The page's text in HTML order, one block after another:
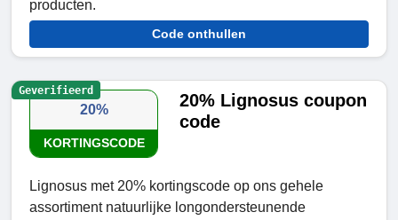
producten.
Code onthullen
20%
KORTINGSCODE
20% Lignosus coupon
code
Lignosus met 20% kortingscode op ons gehele
assortiment natuurlijke longondersteunende
Geverifieerd